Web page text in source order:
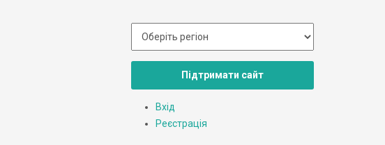
Підтримати сайт
Вхід
Реєстрація